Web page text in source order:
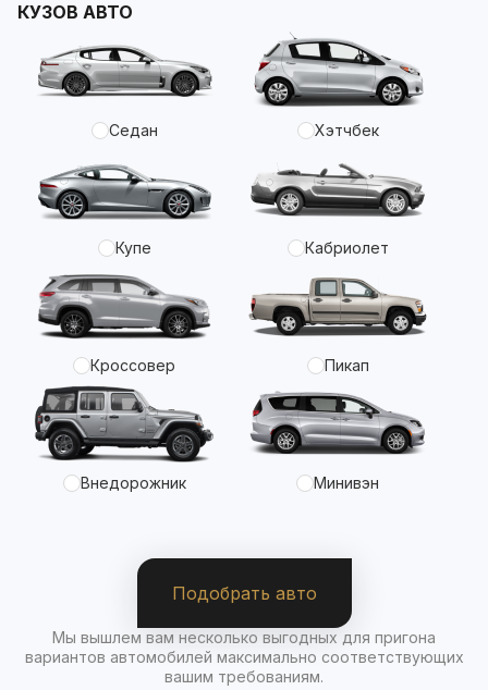
КУЗОВ АВТО
Седан Хэтчбек
Купе Кабриолет
Кроссовер Пикап
Внедорожник Минивэн
Подобрать авто
Мы вышлем вам несколько выгодных для пригона
вариантов автомобилей максимально соответствующих
вашим требованиям.